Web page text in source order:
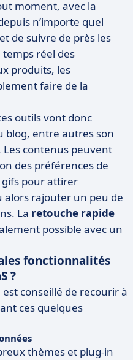
moment, avec la
n’importe quel
de suivre de près les
réel des
produits, les
faire de la
outils vont donc
blog, entre autres son
contenus peuvent
des préférences de
gifs pour attirer
alors rajouter un peu de
La retouche rapide
possible avec un
fonctionnalités
?
conseillé de recourir à
ces quelques
thèmes et plug-in